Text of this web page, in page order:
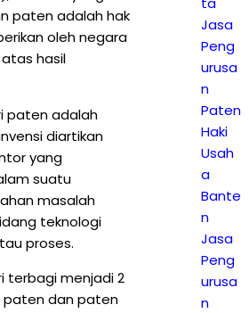
paten adalah hak
oleh negara
hasil
paten adalah
diartikan
yang
suatu
masalah
teknologi
proses.
terbagi menjadi 2
paten dan paten
Jasa
Peng
urusa
n
Paten
Haki
Usah
a
Bante
n
Jasa
Peng
urusa
n